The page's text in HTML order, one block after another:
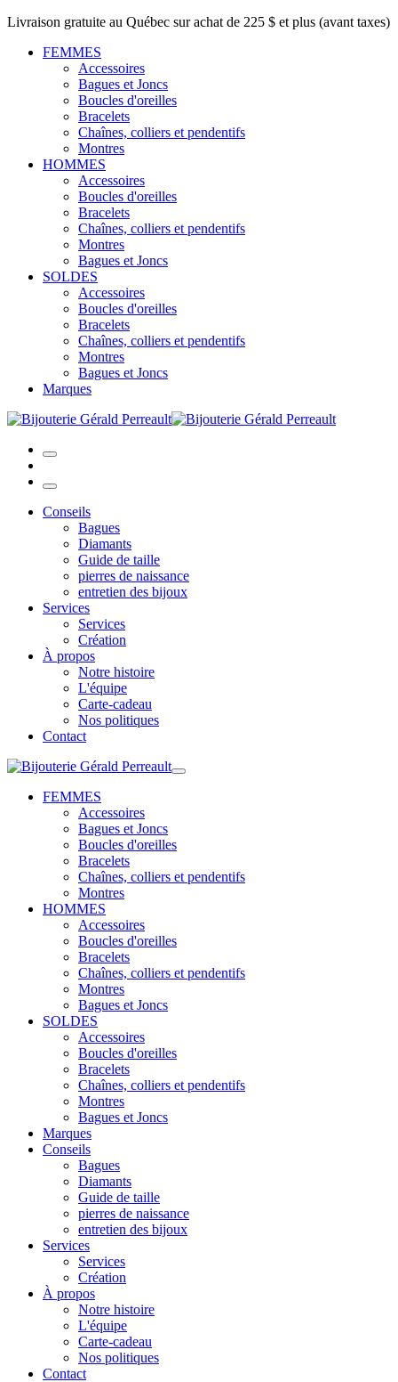
Livraison gratuite au Québec sur achat de 225 $ et plus (avant taxes)
FEMMES
Accessoires
Bagues et Joncs
Boucles d'oreilles
Bracelets
Chaînes, colliers et pendentifs
Montres
HOMMES
Accessoires
Boucles d'oreilles
Bracelets
Chaînes, colliers et pendentifs
Montres
Bagues et Joncs
SOLDES
Accessoires
Boucles d'oreilles
Bracelets
Chaînes, colliers et pendentifs
Montres
Bagues et Joncs
Marques
Conseils
Bagues
Diamants
Guide de taille
pierres de naissance
entretien des bijoux
Services
Services
Création
À propos
Notre histoire
L'équipe
Carte-cadeau
Nos politiques
Contact
FEMMES
Accessoires
Bagues et Joncs
Boucles d'oreilles
Bracelets
Chaînes, colliers et pendentifs
Montres
HOMMES
Accessoires
Boucles d'oreilles
Bracelets
Chaînes, colliers et pendentifs
Montres
Bagues et Joncs
SOLDES
Accessoires
Boucles d'oreilles
Bracelets
Chaînes, colliers et pendentifs
Montres
Bagues et Joncs
Marques
Conseils
Bagues
Diamants
Guide de taille
pierres de naissance
entretien des bijoux
Services
Services
Création
À propos
Notre histoire
L'équipe
Carte-cadeau
Nos politiques
Contact